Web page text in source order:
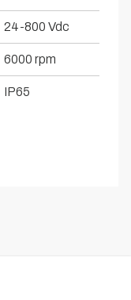
24-800 Vdc
6000 rpm
IP65